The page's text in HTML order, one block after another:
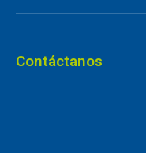
Contáctanos